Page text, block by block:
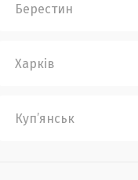
Берестин
Харків
Куп’янськ